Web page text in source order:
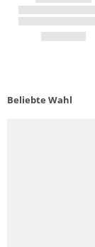
Beliebte Wahl